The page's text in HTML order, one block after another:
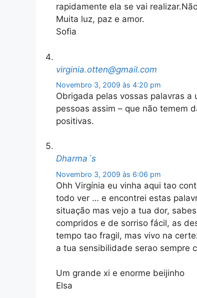
rapidamente ela se vai
Muita luz, paz e amor.
Sofia
virginia.otten@gmail.com
Novembro 3, 2009 às 4:20 pm
Obrigada pelas vossas palavras
pessoas assim – que não temem
positivas.
Dharma´s
Novembro 3, 2009 às 6:06 pm
Ohh Virgínia eu vinha aqui tao
todo ver … e encontrei estas
situação mas vejo a tua dor,
compridos e de sorriso fácil, as
tempo tao fragil, mas vivo na
a tua sensibilidade serao sempre
Um grande xi e enorme beijinho
Elsa